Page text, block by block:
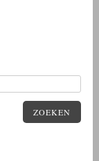
ZOEKEN